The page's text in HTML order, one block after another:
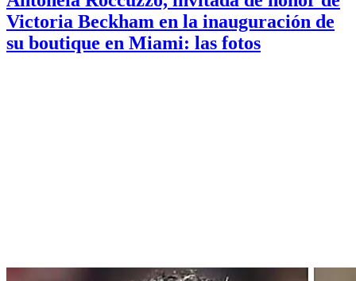
Victoria Beckham en la inauguración de
su boutique en Miami: las fotos